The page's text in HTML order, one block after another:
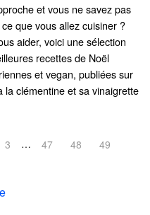
et vous ne savez pas
que vous allez cuisiner ?
aider, voici une sélection
recettes de Noël
et vegan, publiées sur
la clémentine et sa vinaigrette
3 … 47 48
49